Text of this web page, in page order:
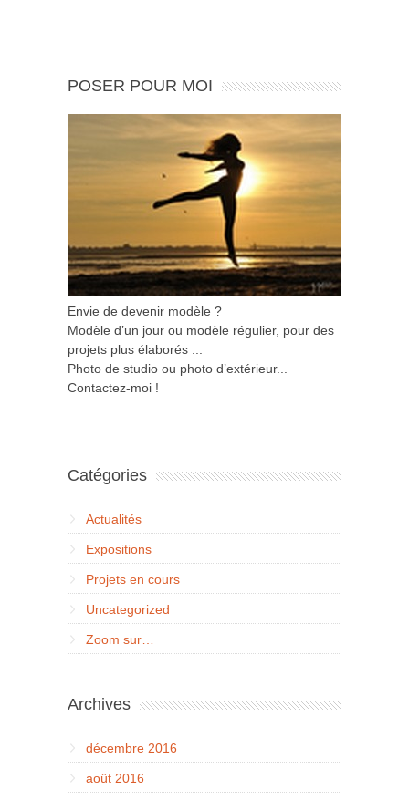
POSER POUR MOI
Envie de devenir modèle ?
Modèle d’un jour ou modèle régulier, pour des
projets plus élaborés ...
Photo de studio ou photo d’extérieur...
Contactez-moi !
Catégories
Actualités
Expositions
Projets en cours
Uncategorized
Zoom sur…
Archives
décembre 2016
août 2016